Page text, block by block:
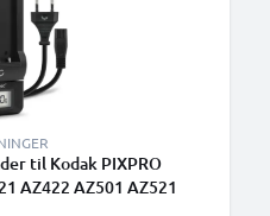
til Kodak PIXPRO
AZ422 AZ501 AZ521